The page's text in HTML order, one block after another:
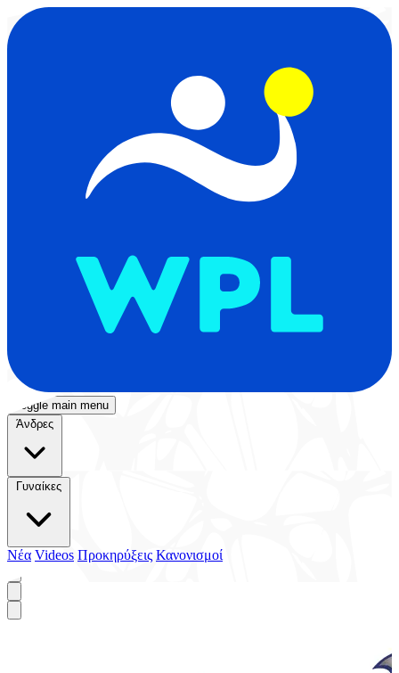
Toggle main menu
Άνδρες
Γυναίκες
Νέα Videos Προκηρύξεις Κανονισμοί